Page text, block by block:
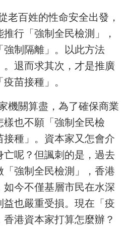
老百姓的性命安全出發，
行「強制全民檢測」，
制隔離」。以此方法
。退而求其次，才是推廣
苗接種」。
機關算盡，為了確保商業
也不願「強制全民檢
種」。資本家又怎會介
呢？但諷刺的是，過去
強制全民檢測」，香港
今不僅基層市民在水深
益也嚴重受損。現在「疫
港資本家打算怎麼辦？